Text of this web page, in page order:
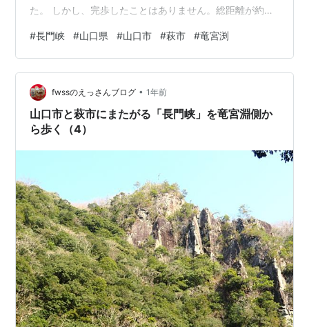
た。 しかし、完歩したことはありません。総距離が約
らです。今回は、これまで見たことのない「竜宮渕」側
から歩いてみました。 そして、途中折り返した地点から
の残りは、翌日「道の駅長門峡」側から歩きました。そ
れで完歩したことになります。凜とした空気の中を、気
持ち良く歩くことができました。 今回は（7）回目のア
ップで、「下和留瀬」や「上和留瀬」…
#長門峡 #山口県 #山口市 #萩市 #竜宮渕
fwssのえっさんブログ • 1年前
山口市と萩市にまたがる「長門峡」を竜宮淵側か
ら歩く（4）